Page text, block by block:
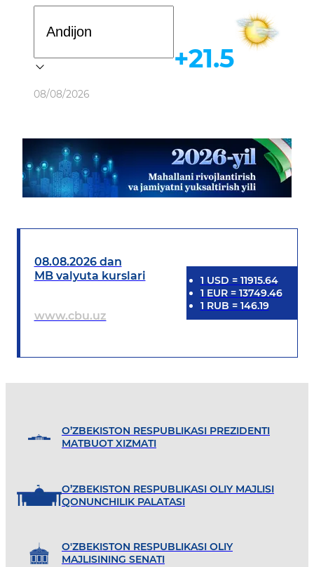
Ob-havo
08/08/2026
+21.5
08.08.2026 dan
MB valyuta kurslari
www.cbu.uz
1 USD = 11915.64
1 EUR= 13749.46
1 RUB = 146.19
O’ZBEKISTON RESPUBLIKASI PREZIDENTI
MATBUOT XIZMATI
O’ZBEKISTON RESPUBLIKASI OLIY MAJLISI
QONUNCHILIK PALATASI
O'ZBEKISTON RESPUBLIKASI OLIY
MAJLISINING SENATI